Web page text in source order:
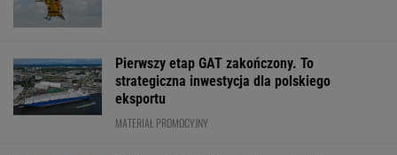
Pierwszy etap GAT zakończony. To
strategiczna inwestycja dla polskiego
eksportu
MATERIAŁ PROMOCYJNY